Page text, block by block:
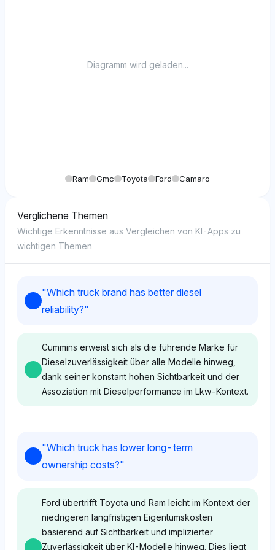
Diagramm wird geladen...
Ram Gmc Toyota Ford Camaro
Verglichene Themen
Wichtige Erkenntnisse aus Vergleichen von KI-Apps zu
wichtigen Themen
"Which truck brand has better diesel
reliability?"
Cummins erweist sich als die führende Marke für
Dieselzuverlässigkeit über alle Modelle hinweg,
dank seiner konstant hohen Sichtbarkeit und der
Assoziation mit Dieselperformance im Lkw-Kontext.
Gemini zeigt eine gleiche Sichtbarkeit für Ford, Ram
und Cummins mit 3,6%, was auf keinen klaren
Expertise bei Dieselmotoren hervorgehoben. Der
Stimmungston ist neutral und konzentriert sich auf
eine ausgewogene Darstellung ohne starke
Voreingenommenheit.
"Which truck has lower long-term
ownership costs?"
Ford übertrifft Toyota und Ram leicht im Kontext der
niedrigeren langfristigen Eigentumskosten
basierend auf Sichtbarkeit und implizierter
Zuverlässigkeit über KI-Modelle hinweg. Dies liegt